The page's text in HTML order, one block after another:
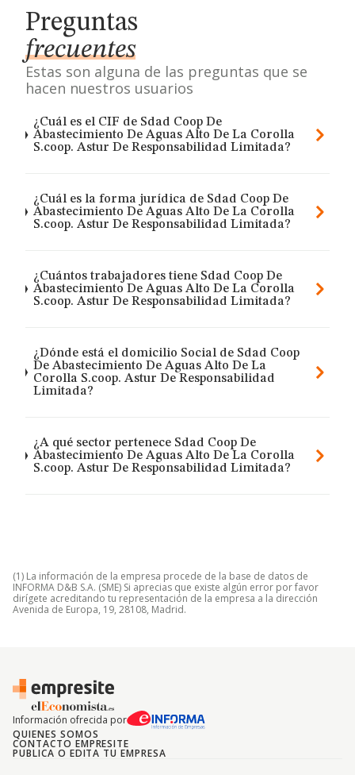
Preguntas
frecuentes
Estas son alguna de las preguntas que se
hacen nuestros usuarios
¿Cuál es el CIF de Sdad Coop De
Abastecimiento De Aguas Alto De La Corolla
S.coop. Astur De Responsabilidad Limitada?
¿Cuál es la forma jurídica de Sdad Coop De
Abastecimiento De Aguas Alto De La Corolla
S.coop. Astur De Responsabilidad Limitada?
¿Cuántos trabajadores tiene Sdad Coop De
Abastecimiento De Aguas Alto De La Corolla
S.coop. Astur De Responsabilidad Limitada?
¿Dónde está el domicilio Social de Sdad Coop
De Abastecimiento De Aguas Alto De La
Corolla S.coop. Astur De Responsabilidad
Limitada?
¿A qué sector pertenece Sdad Coop De
Abastecimiento De Aguas Alto De La Corolla
S.coop. Astur De Responsabilidad Limitada?
(1) La información de la empresa procede de la base de datos de
INFORMA D&B S.A. (SME) Si aprecias que existe algún error por favor
dirígete acreditando tu representación de la empresa a la dirección
Avenida de Europa, 19, 28108, Madrid.
Información ofrecida por
QUIENES SOMOS
CONTACTO EMPRESITE
PUBLICA O EDITA TU EMPRESA